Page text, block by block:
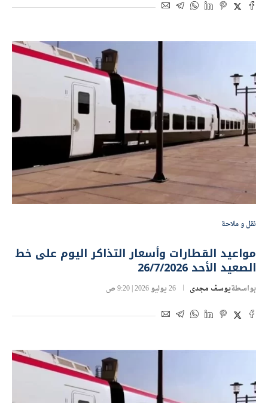
نقل و ملاحة
مواعيد القطارات وأسعار التذاكر اليوم على خط
الصعيد الأحد 26/7/2026
بواسطةيوسف مجدى 26 يوليو 2026 | 9:20 ص